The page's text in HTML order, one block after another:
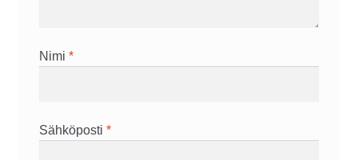
Nimi *
Sähköposti *